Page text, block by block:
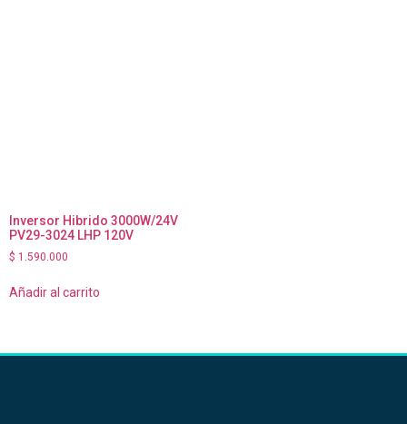
Inversor Hibrido 3000W/24V
PV29-3024 LHP 120V
$ 1.590.000
Añadir al carrito